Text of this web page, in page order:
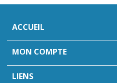
ACCUEIL
MON COMPTE
LIENS